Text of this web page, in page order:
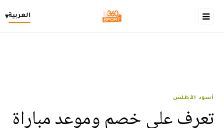
العربية▾
أسود الأطلس
تعرف على خصم وموعد مباراة